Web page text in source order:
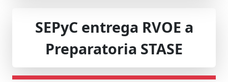
SEPyC entrega RVOE a
Preparatoria STASE